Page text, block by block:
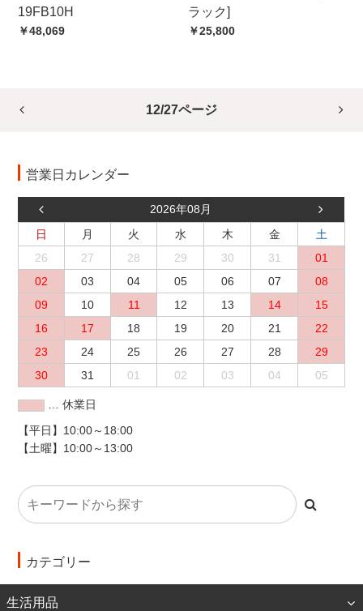
19FB10H
￥48,069
ラック]
￥25,800
12/27ページ
営業日カレンダー
2026年08月
日
月 火 水 木 金
土
26
27 28 29 30 31
01
02
03 04 05 06 07
08
09
10 11 12 13 14
15
16
17 18 19 20 21
22
23
24 25 26 27 28
29
30
31 01 02 03 04 05
… 休業日
【平日】10:00～18:00
【土曜】10:00～13:00
カテゴリー
生活用品